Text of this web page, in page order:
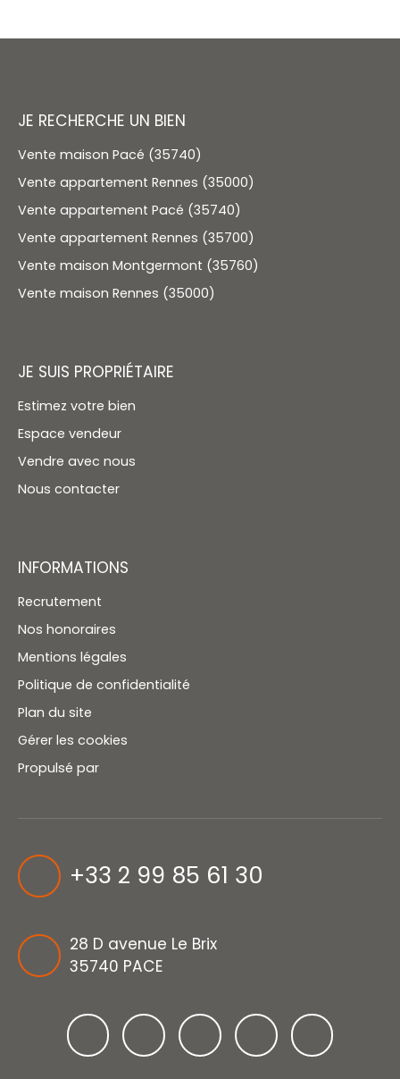
JE RECHERCHE UN BIEN
Vente maison Pacé (35740)
Vente appartement Rennes (35000)
Vente appartement Pacé (35740)
Vente appartement Rennes (35700)
Vente maison Montgermont (35760)
Vente maison Rennes (35000)
JE SUIS PROPRIÉTAIRE
Estimez votre bien
Espace vendeur
Vendre avec nous
Nous contacter
INFORMATIONS
Recrutement
Nos honoraires
Mentions légales
Politique de confidentialité
Plan du site
Gérer les cookies
Propulsé par
+33 2 99 85 61 30
28 D avenue Le Brix
35740 PACE